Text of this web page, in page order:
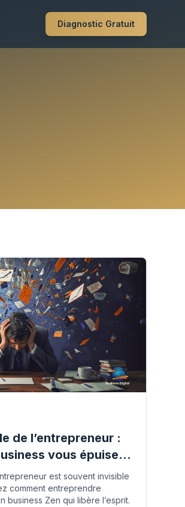
Diagnostic Gratuit
de l’entrepreneur :
vous épuise
autrement)
est souvent invisible
comment entreprendre
business Zen qui libère l’esprit.